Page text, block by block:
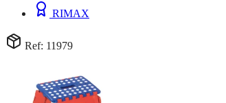
RIMAX
Ref: 11979